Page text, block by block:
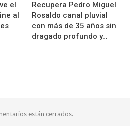
el
al
Recupera Pedro Miguel
Rosaldo canal pluvial
con más de 35 años sin
dragado profundo y…
están cerrados.